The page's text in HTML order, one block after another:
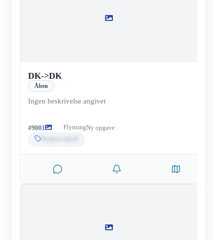
DK->DK
Åben
Ingen beskrivelse angivet
#9001 FlytningNy opgave